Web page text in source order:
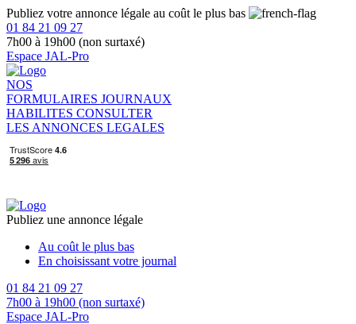
Publiez votre annonce légale au coût le plus bas
01 84 21 09 27
7h00 à 19h00 (non surtaxé)
Espace JAL-Pro
NOS
FORMULAIRES JOURNAUX
HABILITES CONSULTER
LES ANNONCES LEGALES
Publiez une annonce légale
Au coût le plus bas
En choisissant votre journal
01 84 21 09 27
7h00 à 19h00 (non surtaxé)
Espace JAL-Pro